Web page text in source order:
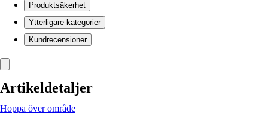
Produktsäkerhet
Ytterligare kategorier
Kundrecensioner
Artikeldetaljer
Hoppa över område